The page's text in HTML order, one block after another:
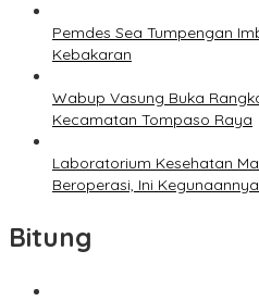
Pemdes Sea Tumpengan
Kebakaran
Wabup Vasung Buka
Kecamatan Tompaso Raya
Laboratorium Kesehatan
Beroperasi, Ini Kegunaannya
Bitung